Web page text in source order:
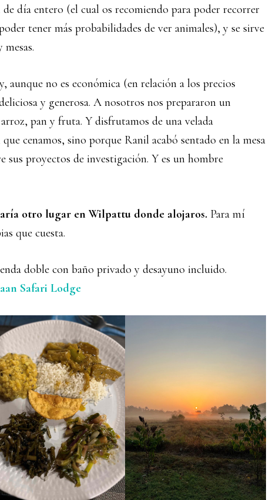
día entero (el cual os recomiendo para poder recorrer
tener más probabilidades de ver animales), y se sirve
aunque no es económica (en relación a los precios
y generosa. A nosotros nos prepararon un
pan y fruta. Y disfrutamos de una velada
cenamos, sino porque Ranil acabó sentado en la mesa
sus proyectos de investigación. Y es un hombre
otro lugar en Wilpattu donde alojaros. Para mí
que cuesta.
doble con baño privado y desayuno incluido.
Safari Lodge